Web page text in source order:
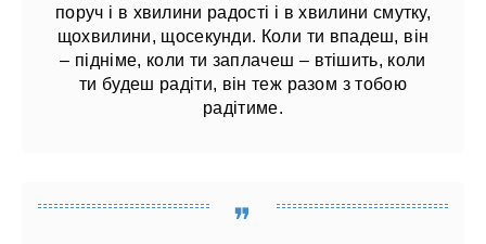
поруч і в хвилини радості і в хвилини смутку,
щохвилини, щосекунди. Коли ти впадеш, він
– підніме, коли ти заплачеш – втішить, коли
ти будеш радіти, він теж разом з тобою
радітиме.